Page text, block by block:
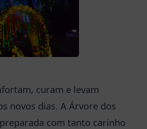
curam e levam
novos dias. A Árvore dos
com tanto carinho